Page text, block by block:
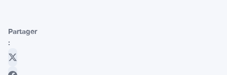
Partager
: